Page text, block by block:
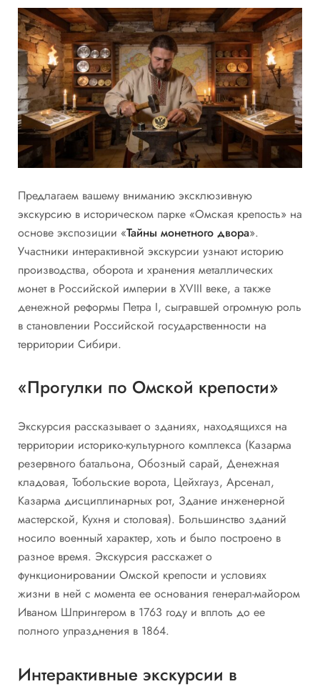
Предлагаем вашему вниманию эксклюзивную
экскурсию в историческом парке «Омская крепость» на
основе экспозиции «Тайны монетного двора».
Участники интерактивной экскурсии узнают историю
производства, оборота и хранения металлических
монет в Российской империи в XVIII веке, а также
денежной реформы Петра I, сыгравшей огромную роль
в становлении Российской государственности на
территории Сибири.
«Прогулки по Омской крепости»
Экскурсия рассказывает о зданиях, находящихся на
территории историко-культурного комплекса (Казарма
резервного батальона, Обозный сарай, Денежная
кладовая, Тобольские ворота, Цейхгауз, Арсенал,
Казарма дисциплинарных рот, Здание инженерной
мастерской, Кухня и столовая). Большинство зданий
носило военный характер, хоть и было построено в
разное время. Экскурсия расскажет о
функционировании Омской крепости и условиях
жизни в ней с момента ее основания генерал-майором
Иваном Шпрингером в 1763 году и вплоть до ее
полного упразднения в 1864.
Интерактивные экскурсии в